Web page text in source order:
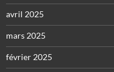
avril 2025
mars 2025
février 2025